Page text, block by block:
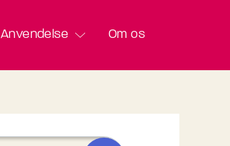
Anvendelse Om os